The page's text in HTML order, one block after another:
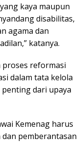
kaya maupun
disabilitas,
agama dan
katanya.
proses reformasi
dalam tata kelola
dari upaya
Kemenag harus
pemberantasan